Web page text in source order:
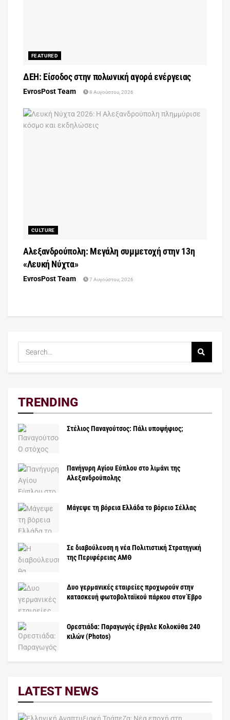
FEATURED
ΔΕΗ: Είσοδος στην πολωνική αγορά ενέργειας
EvrosPost Team 8 Αυγούστου, 2026
CULTURE
Αλεξανδρούπολη: Μεγάλη συμμετοχή στην 13η
«Λευκή Νύχτα»
EvrosPost Team 7 Αυγούστου, 2026
TRENDING
Στέλιος Παναγούτσος: Πάλι υποψήφιος;
Πανήγυρη Αγίου Εύπλου στο λιμάνι της
Αλεξανδρούπολης
Μάγεψε τη βόρεια Ελλάδα το βόρειο Σέλλας
Σε διαβούλευση η νέα Πολιτιστική Στρατηγική
της Περιφέρειας ΑΜΘ
Δυο γερμανικές εταιρείες προχωρούν στην
κατασκευή φωτοβολταϊκού πάρκου στον Έβρο
Ορεστιάδα: Παραγωγός έβγαλε Κολοκύθα 240
κιλών (Photos)
LATEST NEWS